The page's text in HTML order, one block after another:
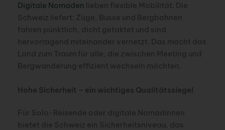
Digitale Nomaden lieben flexible Mobilität. Die
Schweiz liefert: Züge, Busse und Bergbahnen
fahren pünktlich, dicht getaktet und sind
hervorragend miteinander vernetzt. Das macht das
Land zum Traum für alle, die zwischen Meeting und
Bergwanderung effizient wechseln möchten.
Hohe Sicherheit – ein wichtiges Qualitätssiegel
Für Solo-Reisende oder digitale Nomadinnen
bietet die Schweiz ein Sicherheitsniveau, das